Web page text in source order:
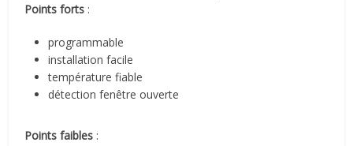
Points forts :
programmable
installation facile
température fiable
détection fenêtre ouverte
Points faibles :